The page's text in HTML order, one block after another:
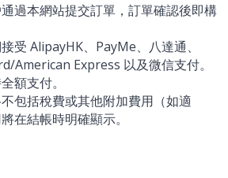
通過本網站提交訂單，訂單確認後即構
接受 AlipayHK、PayMe、八達通、
American Express 以及微信支付。
額支付。
不包括稅費或其他附加費用（如適
在結帳時明確顯示。